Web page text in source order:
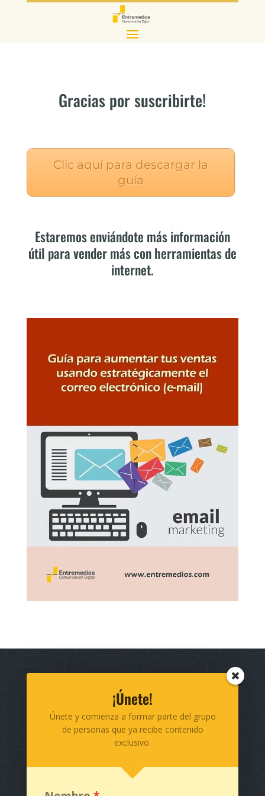
Gracias por suscribirte!
Clic aquí para descargar la
guía
Estaremos enviándote más información
útil para vender más con herramientas de
internet.
info@entremedios.com
Suscríbete a nuestro canal en YouTube
¡Únete!
Únete y comienza a formar parte del grupo
de personas que ya recibe contenido
exclusivo.